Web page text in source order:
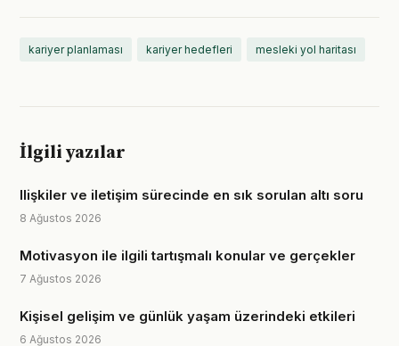
kariyer planlaması kariyer hedefleri mesleki yol haritası
İlgili yazılar
Ilişkiler ve iletişim sürecinde en sık sorulan altı soru
8 Ağustos 2026
Motivasyon ile ilgili tartışmalı konular ve gerçekler
7 Ağustos 2026
Kişisel gelişim ve günlük yaşam üzerindeki etkileri
6 Ağustos 2026